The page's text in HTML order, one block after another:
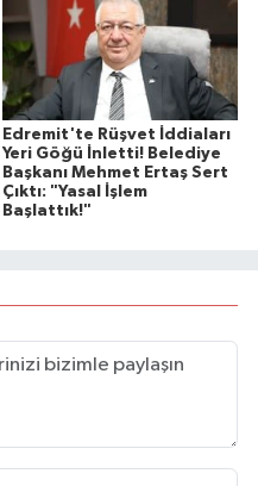
Edremit'te Rüşvet İddiaları
Yeri Göğü İnletti! Belediye
Başkanı Mehmet Ertaş Sert
Çıktı: "Yasal İşlem
Başlattık!"